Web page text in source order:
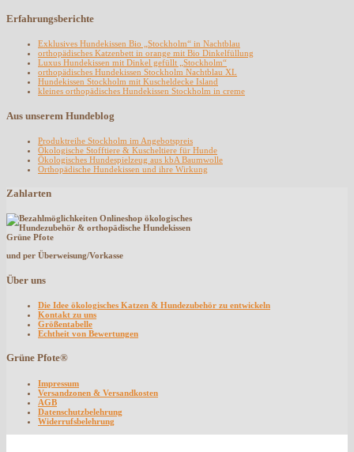
Erfahrungsberichte
Exklusives Hundekissen Bio „Stockholm“ in Nachtblau
orthopädisches Katzenbett in orange mit Bio Dinkelfüllung
Luxus Hundekissen mit Dinkel gefüllt „Stockholm“
orthopädisches Hundekissen Stockholm Nachtblau XL
Hundekissen Stockholm mit Kuscheldecke Island
kleines orthopädisches Hundekissen Stockholm in creme
Aus unserem Hundeblog
Produktreihe Stockholm im Angebotspreis
Ökologische Stofftiere & Kuscheltiere für Hunde
Ökologisches Hundespielzeug aus kbA Baumwolle
Orthopädische Hundekissen und ihre Wirkung
Zahlarten
und per Überweisung/Vorkasse
Über uns
Die Idee ökologisches Katzen & Hundezubehör zu entwickeln
Kontakt zu uns
Größentabelle
Echtheit von Bewertungen
Grüne Pfote®
Impressum
Versandzonen & Versandkosten
AGB
Datenschutzbelehrung
Widerrufsbelehrung